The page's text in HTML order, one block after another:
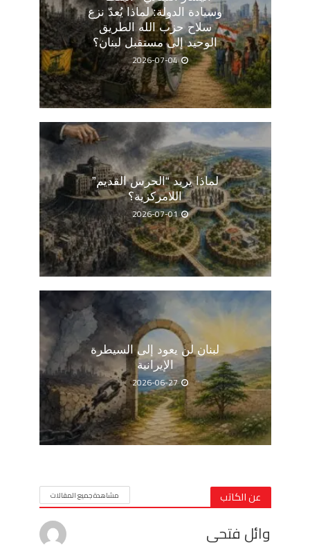
وسيادة الدولة: لماذا يُعدّ نزع
سلاح حزب الله الطريق
الوحيد إلى مستقبل لبنان؟
2026-07-04
لماذا يريد “الحرس القديم”
اللامركزية؟
2026-07-01
لبنان لن يعود إلى السيطرة
الإيرانية
2026-06-27
عن الكاتب مشاهدة جميع المقالات
وائل فتحى